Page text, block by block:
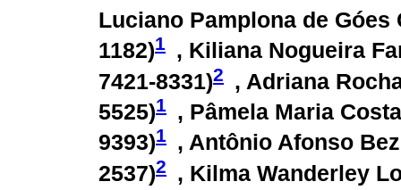
Luciano Pamplona de Góes
1182)1 , Kiliana Nogueira
7421-8331)2
, Adriana
5525)1 , Pâmela Maria
9393)1 , Antônio Afonso
2537)2
, Kilma Wanderley